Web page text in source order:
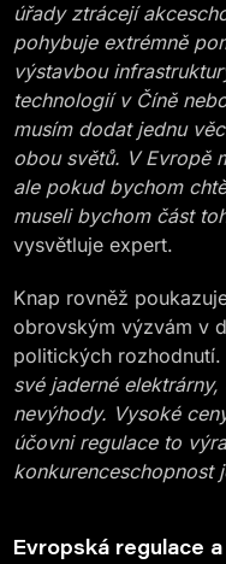
úřady ztrácejí
pohybuje extrémně
výstavbou
technologií v Číně
musím dodat jednu
obou světů. V Evropě
ale pokud bychom
museli bychom část
vysvětluje expert.
Knap rovněž
obrovským výzvám v
politických rozhodnutí.
své jaderné
nevýhody. Vysoké
účovni regulace to
konkurenceschopnost
Evropská regulace